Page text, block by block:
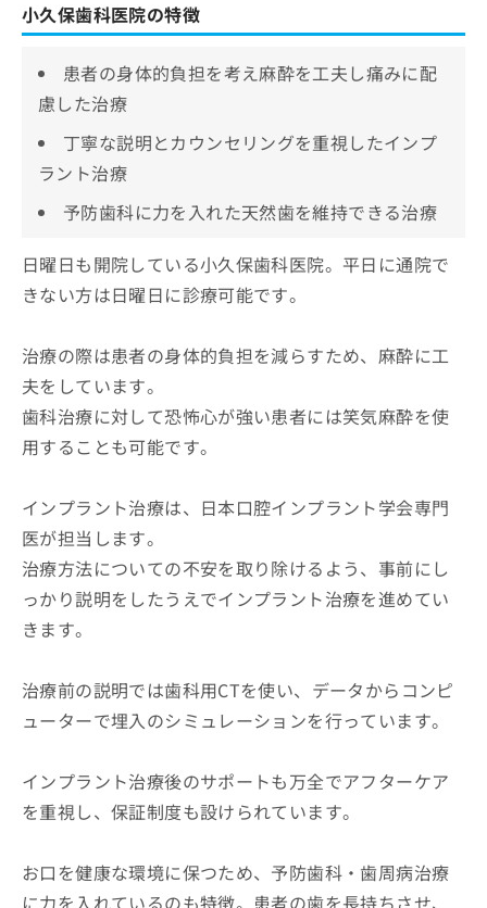
小久保歯科医院の特徴
患者の身体的負担を考え麻酔を工夫し痛みに配
慮した治療
丁寧な説明とカウンセリングを重視したインプ
ラント治療
予防歯科に力を入れた天然歯を維持できる治療
日曜日も開院している小久保歯科医院。平日に通院で
きない方は日曜日に診療可能です。
治療の際は患者の身体的負担を減らすため、麻酔に工
夫をしています。
歯科治療に対して恐怖心が強い患者には笑気麻酔を使
用することも可能です。
インプラント治療は、日本口腔インプラント学会専門
医が担当します。
治療方法についての不安を取り除けるよう、事前にし
っかり説明をしたうえでインプラント治療を進めてい
きます。
治療前の説明では歯科用CTを使い、データからコンピ
ューターで埋入のシミュレーションを行っています。
インプラント治療後のサポートも万全でアフターケア
を重視し、保証制度も設けられています。
お口を健康な環境に保つため、予防歯科・歯周病治療